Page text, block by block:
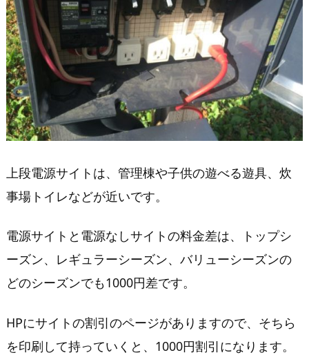
ャ
ン
プ
グ
ラ
ウ
ン
ド
へ
我
が
が
リ
ー
す
る
上段電源サイトは、管理棟や子供の遊べる遊具、炊
事場トイレなどが近いです。
電源サイトと電源なしサイトの料金差は、トップシ
ーズン、レギュラーシーズン、バリューシーズンの
どのシーズンでも1000円差です。
HPにサイトの割引のページがありますので、そちら
を印刷して持っていくと、1000円割引になります。